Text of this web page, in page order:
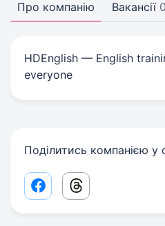
Про компанію Вакансії 0
HDEnglish — English
everyone
Поділитись компанією у
Facebook share link
Threads share link